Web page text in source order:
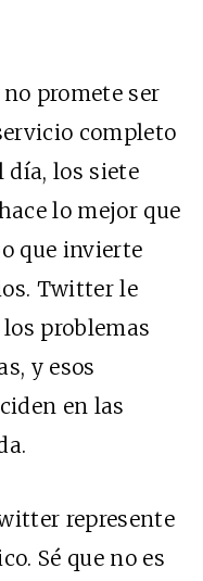
promete ser
completo
los siete
lo mejor que
que invierte
Twitter le
problemas
y esos
en las
represente
Sé que no es